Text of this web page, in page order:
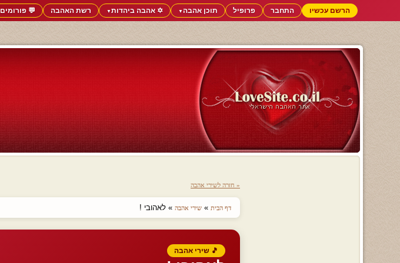
הרשם עכשיו התחבר פרופיל תוכן אהבה▼ ✡️ אהבה ביהדות▼ רשת האהבה 💬 פורומים
« חזרה לשירי אהבה
דף הבית » שירי אהבה » לאהובי !
🎵 שירי אהבה